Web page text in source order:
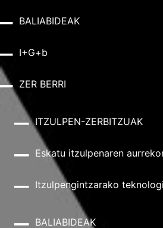
BALIABIDEAK
I+G+b
ZER BERRI
ITZULPEN-ZERBITZUAK
Eskatu itzulpenaren
Itzulpengintzarako
BALIABIDEAK